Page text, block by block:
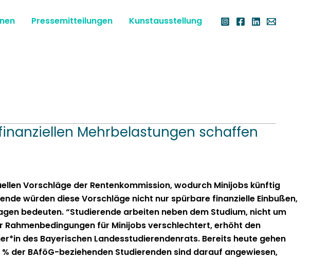
Pressemitteilungen Kunstausstellung
Mehrbelastungen schaffen
Vorschläge der Rentenkom­mis­sion, wodurch Mini­jobs kün­ftig
wür­den diese Vorschläge nicht nur spür­bare finanzielle Ein­bußen,
bedeuten. “Studierende arbeit­en neben dem Studi­um, nicht um
Rah­menbe­din­gun­gen für Mini­jobs ver­schlechtert, erhöht den
des Bay­erischen Lan­desstudieren­den­rats. Bere­its heute gehen
der BAföG-beziehen­­den Studieren­den sind darauf angewiesen,